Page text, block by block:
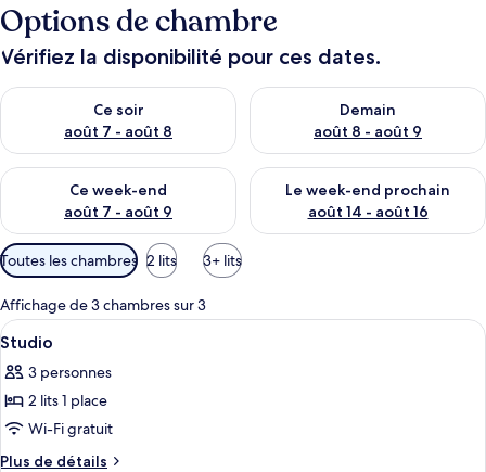
Options de chambre
Vérifiez la disponibilité pour ces dates.
Ce soir
août 7 - août 8
Vérifier la disponibilité pour ce soir août 7 - août 8
Demain
août 8 - août 9
Vérifier la disponibilité pour
Ce week-end
août 7 - août 9
Vérifier la disponibilité pour ce week-end août 7 - août 9
Le week-end prochain
août 14 - août 16
Vérifier la disponibilité pour
Filtres
disponibles
pour
les
chambres
Toutes les chambres 2 lits 3+ lits
Affichage de 3 chambres sur 3
Afficher
toutes
les
photos
pour
ce
Chambres insonorisées, Wi-Fi gratuit
3
Studio
3 personnes
2 lits 1 place
Wi-Fi gratuit
Plus de détails
Plus